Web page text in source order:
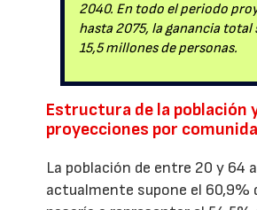
2040. En todo el periodo
hasta 2075, la ganancia total
15,5 millones de personas.
Estructura de la población
proyecciones por
La población de entre 20 y 64
actualmente supone el 60,9%